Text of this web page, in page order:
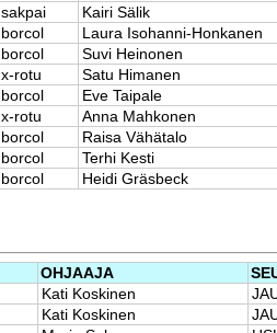
sakpai
Kairi Sälik
borcol
Laura Isohanni-Honkanen
borcol
Suvi Heinonen
x-rotu
Satu Himanen
borcol
Eve Taipale
x-rotu
Anna Mahkonen
borcol
Raisa Vähätalo
borcol
Terhi Kesti
borcol Heidi Gräsbeck
OHJAAJA
Kati Koskinen
Kati Koskinen